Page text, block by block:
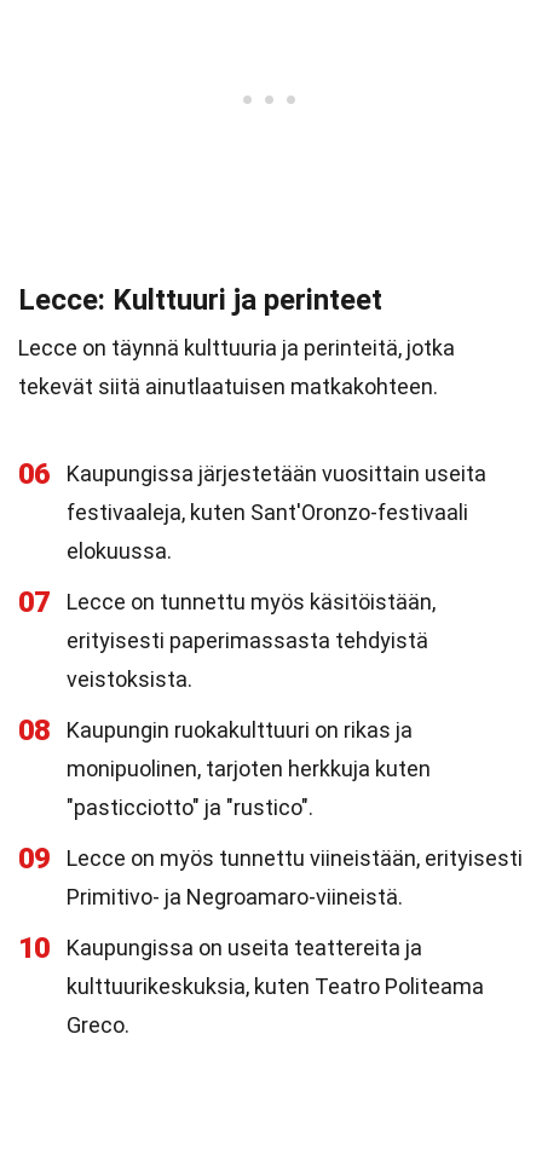
Lecce: Kulttuuri ja perinteet
Lecce on täynnä kulttuuria ja perinteitä, jotka
tekevät siitä ainutlaatuisen matkakohteen.
06
Kaupungissa järjestetään vuosittain useita
festivaaleja, kuten Sant'Oronzo-festivaali
elokuussa.
07
Lecce on tunnettu myös käsitöistään,
erityisesti paperimassasta tehdyistä
veistoksista.
08
Kaupungin ruokakulttuuri on rikas ja
monipuolinen, tarjoten herkkuja kuten
"pasticciotto" ja "rustico".
09
Lecce on myös tunnettu viineistään, erityisesti
Primitivo- ja Negroamaro-viineistä.
10
Kaupungissa on useita teattereita ja
kulttuurikeskuksia, kuten Teatro Politeama
Greco.